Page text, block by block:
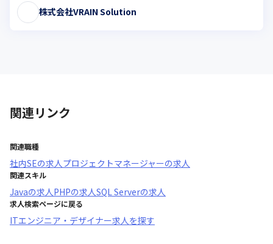
株式会社VRAIN Solution
関連リンク
関連職種
社内SEの求人 プロジェクトマネージャーの求人
関連スキル
Javaの求人 PHPの求人SQL Serverの求人
求人検索ページに戻る
ITエンジニア・デザイナー求人を探す